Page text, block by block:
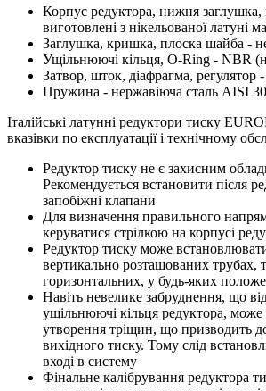
Корпус редуктора, нижня заглушка,
виготовлені з нікельованої латуні
Заглушка, кришка, плоска шайба -
Ущільнюючі кільця, O-Ring - NBR
Затвор, шток, діафрагма, регулятор
Пружина - нержавіюча сталь AISI
Італійські латунні редуктори тиску
вказівки по експлуатації і технічному
Редуктор тиску не є захисним
Рекомендується встановити після
запобіжні клапани
Для визначення правильного
керуватися стрілкою на корпусі
Редуктор тиску може
вертикально розташованих трубах,
горизонтальних, у будь-яких
Навіть невелике забруднення, що
ущільнюючі кільця редуктора,
утворення тріщин, що призводить
вихідного тиску. Тому слід
вході в систему
Фінальне калібрування редуктора